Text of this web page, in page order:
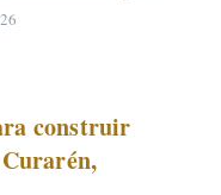
construir